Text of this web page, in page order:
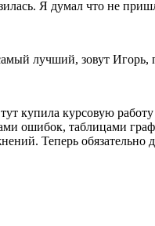
Я думал что не
лучший, зовут Игорь,
купила курсовую
ошибок, таблицами
Теперь обязательно